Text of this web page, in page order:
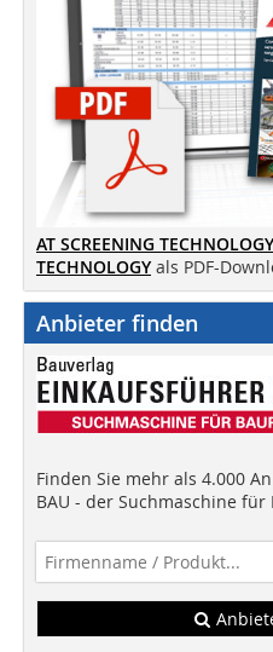
AT SCREENING TECHNOLOGY
TECHNOLOGY als PDF-
Anbieter finden
Finden Sie mehr als 4.000
BAU - der Suchmaschine für